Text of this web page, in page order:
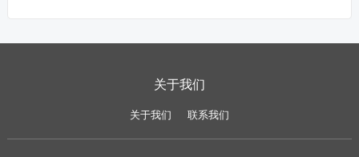
关于我们
关于我们 联系我们